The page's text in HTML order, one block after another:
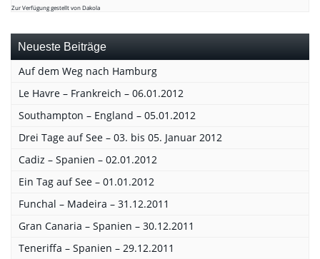
Zur Verfügung gestellt von Dakola
Neueste Beiträge
Auf dem Weg nach Hamburg
Le Havre – Frankreich – 06.01.2012
Southampton – England – 05.01.2012
Drei Tage auf See – 03. bis 05. Januar 2012
Cadiz – Spanien – 02.01.2012
Ein Tag auf See – 01.01.2012
Funchal – Madeira – 31.12.2011
Gran Canaria – Spanien – 30.12.2011
Teneriffa – Spanien – 29.12.2011